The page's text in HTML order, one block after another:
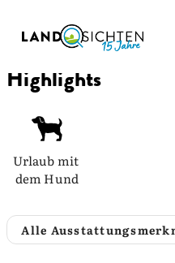
Highlights
Urlaub mit
dem Hund
Alle